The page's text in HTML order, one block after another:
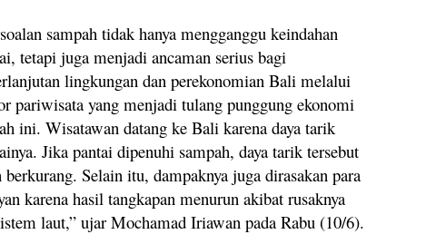
sampah tidak hanya mengganggu keindahan
tetapi juga menjadi ancaman serius bagi
lingkungan dan perekonomian Bali melalui
pariwisata yang menjadi tulang punggung ekonomi
ini. Wisatawan datang ke Bali karena daya tarik
Jika pantai dipenuhi sampah, daya tarik tersebut
berkurang. Selain itu, dampaknya juga dirasakan para
karena hasil tangkapan menurun akibat rusaknya
laut,” ujar Mochamad Iriawan pada Rabu (10/6).